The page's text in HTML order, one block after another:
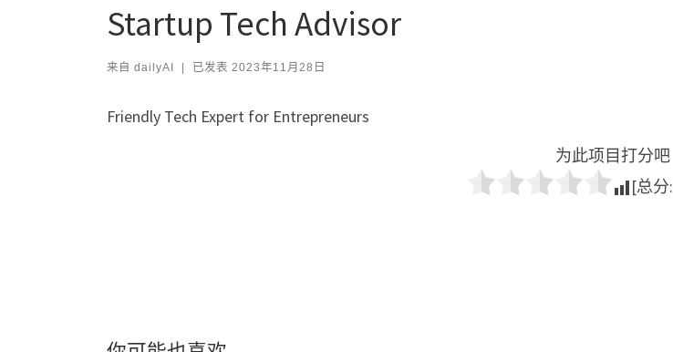
Startup Tech Advisor
来自 dailyAI 已发表 2023年11月28日
Friendly Tech Expert for Entrepreneurs
为此项目打分吧
[总分: